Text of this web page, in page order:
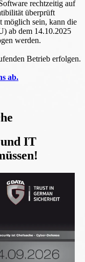
rechtzeitig auf
überprüft
möglich sein, kann die
ab dem 14.10.2025
werden.
Betrieb erfolgen.
ab.
IT